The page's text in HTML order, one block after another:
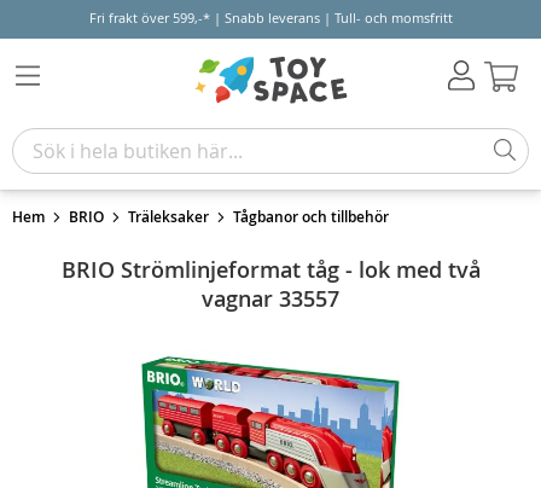
Fri frakt över 599,-* | Snabb leverans | Tull- och momsfritt
Hem BRIO Träleksaker Tågbanor och tillbehör
BRIO Strömlinjeformat tåg - lok med två
vagnar 33557